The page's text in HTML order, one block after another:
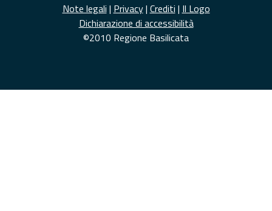
Note legali | Privacy| Crediti | Il Logo
Dichiarazione di accessibilità
©2010 Regione Basilicata